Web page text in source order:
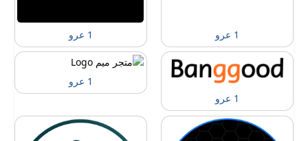
1 عرو 1 عرو
1 عرو
1 عرو